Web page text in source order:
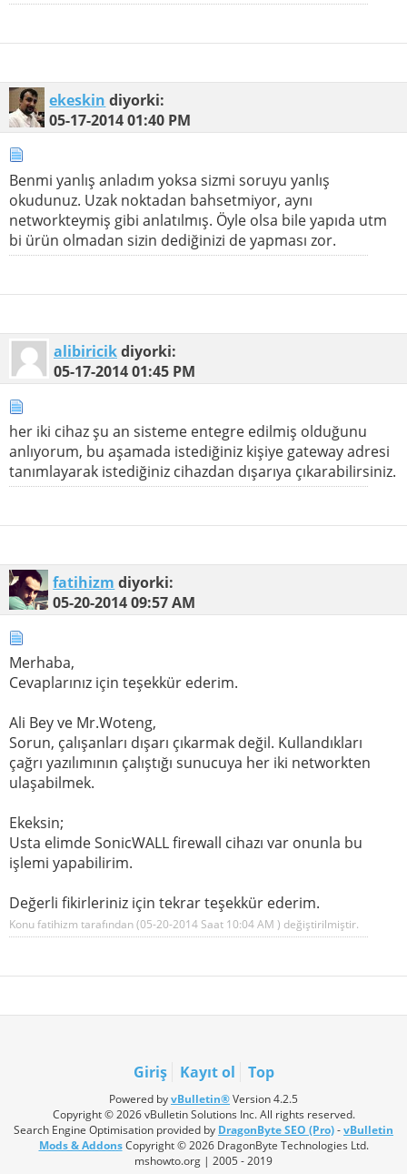
ekeskin diyorki:
05-17-201401:40 PM
Benmi yanlış anladım yoksa sizmi soruyu yanlış
okudunuz. Uzak noktadan bahsetmiyor, aynı
networkteymiş gibi anlatılmış. Öyle olsa bile yapıda utm
bi ürün olmadan sizin dediğinizi de yapması zor.
alibiricikdiyorki:
05-17-201401:45 PM
her iki cihaz şu an sisteme entegre edilmiş olduğunu
anlıyorum, bu aşamada istediğiniz kişiye gateway adresi
tanımlayarak istediğiniz cihazdan dışarıya çıkarabilirsiniz.
fatihizm diyorki:
05-20-201409:57 AM
Merhaba,
Cevaplarınız için teşekkür ederim.
Ali Bey ve Mr.Woteng,
Sorun, çalışanları dışarı çıkarmak değil. Kullandıkları
çağrı yazılımının çalıştığı sunucuya her iki networkten
ulaşabilmek.
Ekeksin;
Usta elimde SonicWALL firewall cihazı var onunla bu
işlemi yapabilirim.
Değerli fikirleriniz için tekrar teşekkür ederim.
Konu fatihizm tarafından (05-20-2014 Saat 10:04 AM ) değiştirilmiştir.
Giriş Kayıt ol Top
Powered byvBulletin®Version 4.2.5
Copyright © 2026 vBulletin Solutions Inc. All rights reserved.
Search Engine Optimisation provided by DragonByte SEO (Pro)-vBulletin
Mods & AddonsCopyright © 2026 DragonByte Technologies Ltd.
mshowto.org | 2005 - 2019